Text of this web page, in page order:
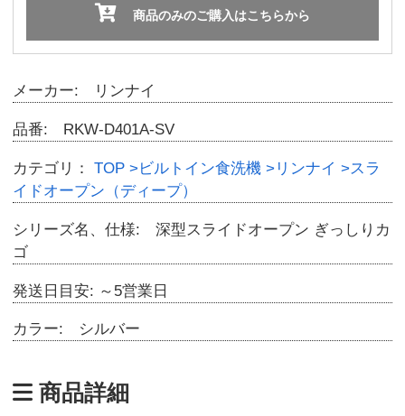
商品のみのご購入はこちらから
メーカー: リンナイ
品番: RKW-D401A-SV
カテゴリ： TOP >ビルトイン食洗機 >リンナイ >スラ
イドオープン（ディープ）
シリーズ名、仕様: 深型スライドオープン ぎっしりカ
ゴ
発送日目安: ～5営業日
カラー: シルバー
商品詳細